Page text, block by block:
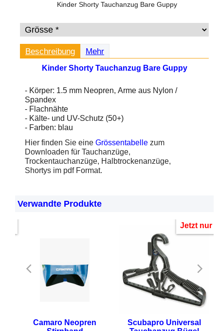
Kinder Shorty Tauchanzug Bare Guppy
Beschreibung Mehr
Kinder Shorty Tauchanzug Bare Guppy
- Körper: 1.5 mm Neopren, Arme aus Nylon /
Spandex
- Flachnähte
- Kälte- und UV-Schutz (50+)
- Farben: blau
Hier finden Sie eine Grössentabelle zum
Downloaden für Tauchanzüge,
Trockentauchanzüge, Halbtrockenanzüge,
Shortys im pdf Format.
Verwandte Produkte
Camaro Neopren
Jetzt nur
Scubapro Universal